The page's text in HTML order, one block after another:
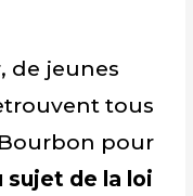
de jeunes
tous
pour
de la loi